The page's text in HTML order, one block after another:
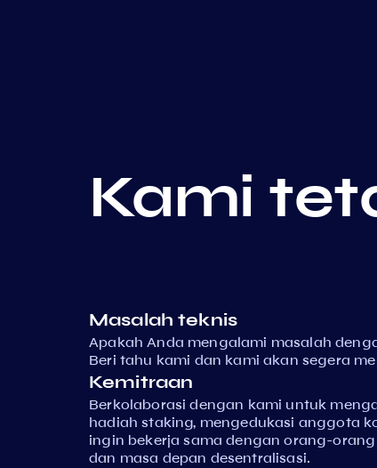
Kami
Masalah teknis
Apakah Anda mengalami masalah
Beri tahu kami dan kami akan segera
Kemitraan
Berkolaborasi dengan kami untuk
hadiah staking, mengedukasi anggota
ingin bekerja sama dengan orang-
dan masa depan desentralisasi.